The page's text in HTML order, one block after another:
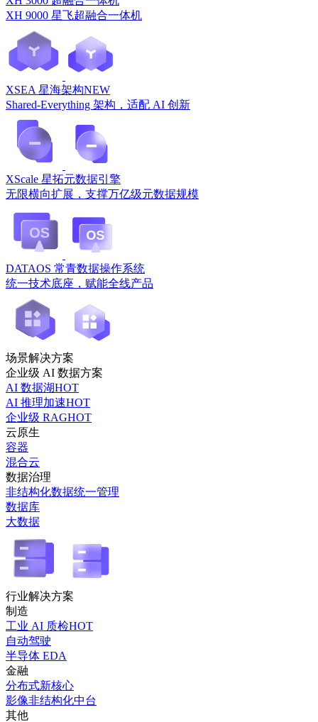
XH 9000 星飞超融合一体机
XSEA 星海架构NEW
Shared-Everything 架构，适配 AI 创新
XScale 星拓元数据引擎
无限横向扩展，支撑万亿级元数据规模
DATAOS 常青数据操作系统
统一技术底座，赋能全线产品
场景解决方案
企业级 AI 数据方案
AI 数据湖HOT
AI 推理加速HOT
企业级 RAGHOT
云原生
容器
混合云
数据治理
非结构化数据统一管理
数据库
大数据
行业解决方案
制造
工业 AI 质检HOT
自动驾驶
半导体 EDA
金融
分布式新核心
影像非结构化中台
其他